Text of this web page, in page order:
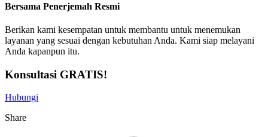
Bersama Penerjemah Resmi
Berikan kami kesempatan untuk membantu untuk menemukan
layanan yang sesuai dengan kebutuhan Anda. Kami siap melayani
Anda kapanpun itu.
Konsultasi GRATIS!
Hubungi
Share